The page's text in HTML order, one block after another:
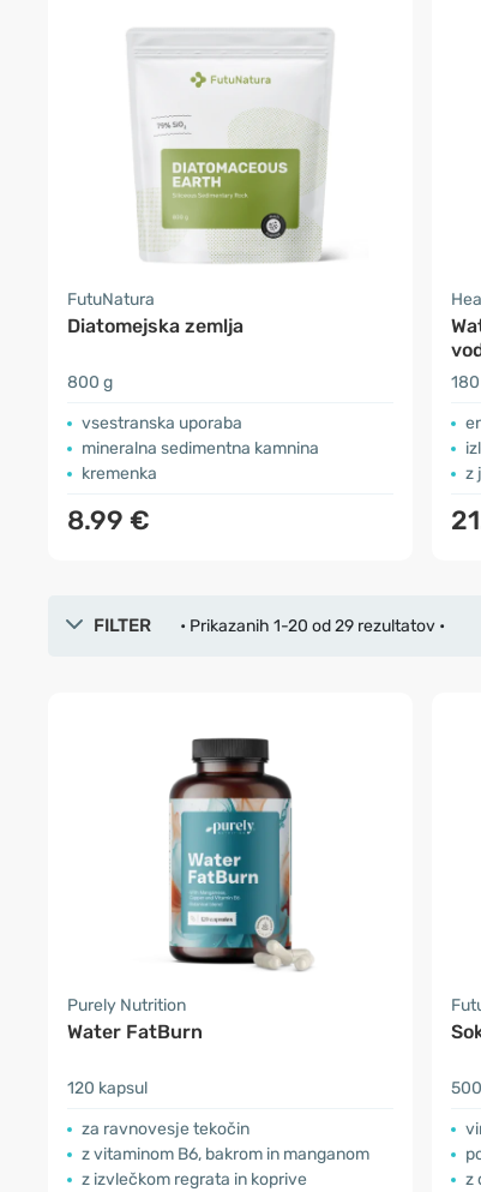
FutuNatura
Diatomejska zemlja
800 g
vsestranska uporaba
mineralna sedimentna kamnina
kremenka
8.99 €
z
FILTER • Prikazanih 1-20 od 29 rezultatov •
Purely Nutrition
Water FatBurn
120 kapsul
za ravnovesje tekočin
z vitaminom B6, bakrom in manganom
z izvlečkom regrata in koprive
z